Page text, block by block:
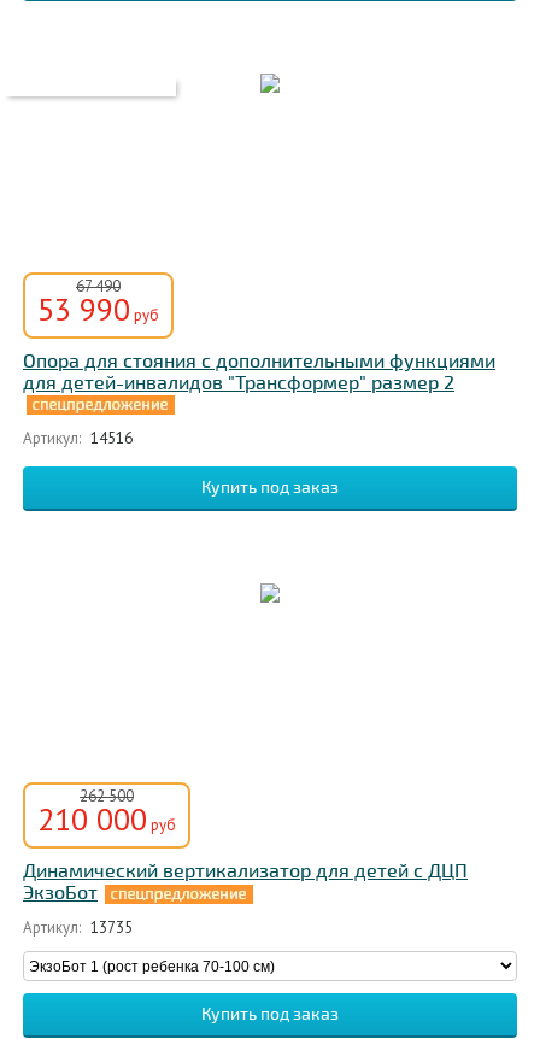
67 490
53 990 руб
Опора для стояния с дополнительными функциями
для детей-инвалидов "Трансформер" размер 2
Артикул: 14516
262 500
210 000 руб
Динамический вертикализатор для детей с ДЦП
ЭкзоБот
Артикул: 13735